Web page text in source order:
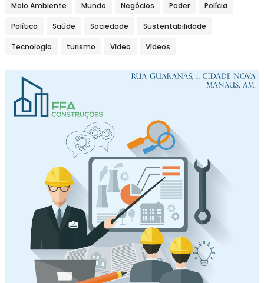
Meio Ambiente Mundo Negócios Poder Polícia
Política Saúde Sociedade Sustentabilidade
Tecnologia turismo Vídeo Vídeos